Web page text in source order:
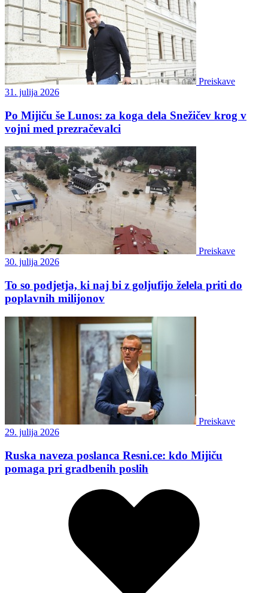
Preiskave
31. julija 2026
Po Mijiču še Lunos: za koga dela Snežičev krog v
vojni med prezračevalci
Preiskave
30. julija 2026
To so podjetja, ki naj bi z goljufijo želela priti do
poplavnih milijonov
Preiskave
29. julija 2026
Ruska naveza poslanca Resni.ce: kdo Mijiču
pomaga pri gradbenih poslih